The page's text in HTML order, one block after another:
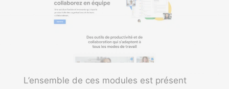
L’ensemble de ces modules est présent